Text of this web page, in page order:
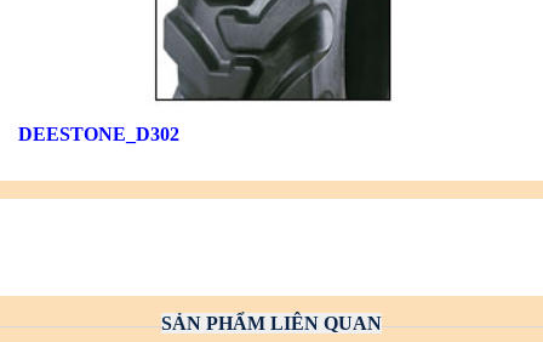
DEESTONE_D302
SẢN PHẨM LIÊN QUAN